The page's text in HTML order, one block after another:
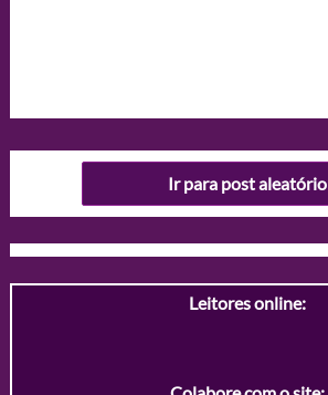
Ir para post aleatório
Leitores online: